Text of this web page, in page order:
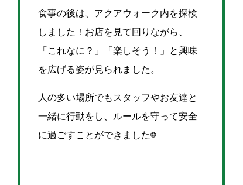
食事の後は、アクアウォーク内を探検
しました！お店を見て回りながら、
「これなに？」「楽しそう！」と興味
を広げる姿が見られました。
人の多い場所でもスタッフやお友達と
一緒に行動をし、ルールを守って安全
に過ごすことができました☺